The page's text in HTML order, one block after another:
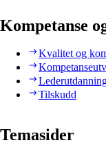
Kompetanse
Kvalitet og
Tilskudd
Temasider